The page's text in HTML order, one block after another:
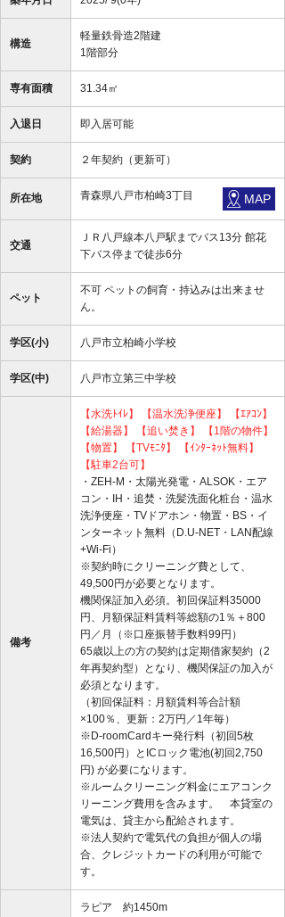
構造
軽量鉄骨造2階建
1階部分
専有面積 31.34㎡
入退日 即入居可能
契約 ２年契約（更新可）
所在地 青森県八戸市柏崎3丁目 MAP
交通
ＪＲ八戸線本八戸駅までバス13分 館花
下バス停まで徒歩6分
ペット
不可 ペットの飼育・持込みは出来ませ
ん。
学区(小) 八戸市立柏崎小学校
学区(中) 八戸市立第三中学校
備考
【水洗ﾄｲﾚ】 【温水洗浄便座】
【ｴｱｺﾝ】
【給湯器】
【追い焚き】
【1階の物件】
【物置】
【TVﾓﾆﾀ】
【ｲﾝﾀｰﾈｯﾄ無料】
【駐車2台可】
・ZEH-M・太陽光発電・ALSOK・エア
コン・IH・追焚・洗髪洗面化粧台・温水
洗浄便座・TVドアホン・物置・BS・イ
ンターネット無料（D.U-NET・LAN配線
+Wi-Fi）
※契約時にクリーニング費として、
49,500円が必要となります。
機関保証加入必須。初回保証料35000
円、月額保証料賃料等総額の1％＋800
円／月（※口座振替手数料99円）
65歳以上の方の契約は定期借家契約（2
年再契約型）となり、機関保証の加入が
必須となります。
（初回保証料：月額賃料等合計額
×100％、更新：2万円／1年毎）
※D-roomCardキー発行料（初回5枚
16,500円）とICロック電池(初回2,750
円) が必要になります。
※ルームクリーニング料金にエアコンク
リーニング費用を含みます。 本貸室の
電気は、貸主から配給されます。
※法人契約で電気代の負担が個人の場
合、クレジットカードの利用が可能で
す。
ラピア 約1450m